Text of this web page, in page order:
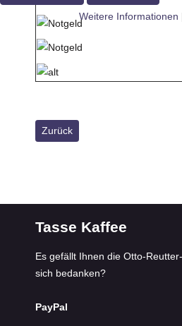
Vorheriger Beitrag: Reutter im
Zurück
Tasse Kaffee
Es gefällt Ihnen die Otto-
sich bedanken?
PayPal
Weitere Informationen